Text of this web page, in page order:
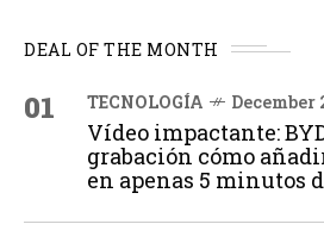
DEAL OF THE MONTH
01 TECNOLOGÍA December
Vídeo impactante:
grabación cómo
en apenas 5 minutos